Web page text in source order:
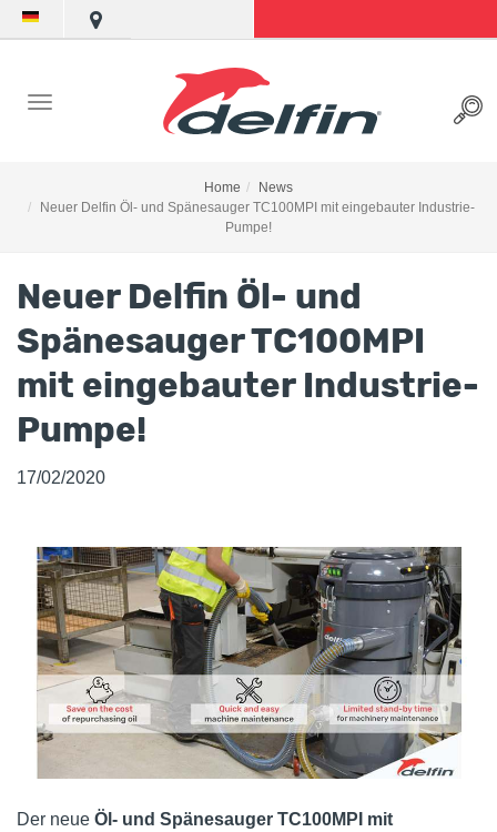
Home
News
Neuer Delfin Öl- und Spänesauger TC100MPI mit eingebauter Industrie-
Pumpe!
Neuer Delfin Öl- und
Spänesauger TC100MPI
mit eingebauter Industrie-
Pumpe!
17/02/2020
Der neue Öl- und Spänesauger TC100MPI mit